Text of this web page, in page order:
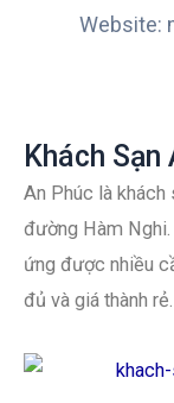
Website:
Khách Sạn
An Phúc là khách
đường Hàm Nghi.
ứng được nhiều
đủ và giá thành rẻ.